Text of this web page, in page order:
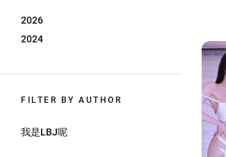
2026
2024
FILTER BY AUTHOR
我是LBJ呢